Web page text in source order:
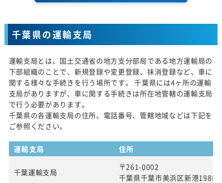
千葉県の運輸支局
運輸支局とは、国土交通省の地方支分部局である地方運輸局の
下部組織のことで、新規登録や変更登録、抹消登録など、車に
関する様々な手続きを行う場所です。 千葉県には4ヶ所の運輸
支局がありますが、車に関する手続きは所在地管轄の運輸支局
で行う必要があります。
千葉県の各運輸支局の住所、電話番号、管轄地域などは下記を
ご参照ください。
運輸支局 住所
千葉運輸支局
〒261-0002
千葉県千葉市美浜区新港198番